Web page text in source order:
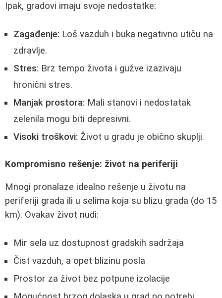
Ipak, gradovi imaju svoje nedostatke:
Zagađenje: Loš vazduh i buka negativno utiču na
zdravlje.
Stres: Brz tempo života i gužve izazivaju
hronični stres.
Manjak prostora: Mali stanovi i nedostatak
zelenila mogu biti depresivni.
Visoki troškovi: Život u gradu je obično skuplji.
Kompromisno rešenje: život na periferiji
Mnogi pronalaze idealno rešenje u životu na
periferiji grada ili u selima koja su blizu grada (do 15
km). Ovakav život nudi:
Mir sela uz dostupnost gradskih sadržaja
Čist vazduh, a opet blizinu posla
Prostor za život bez potpune izolacije